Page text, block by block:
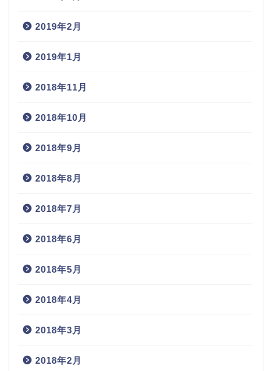
2019年2月
2019年1月
2018年11月
2018年10月
2018年9月
2018年8月
2018年7月
2018年6月
2018年5月
2018年4月
2018年3月
2018年2月